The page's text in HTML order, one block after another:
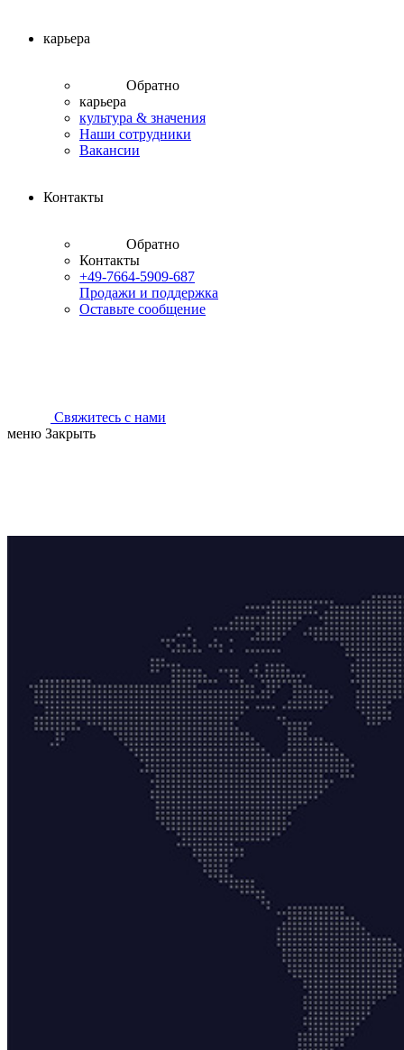
карьера
Обратно
карьера
культура & значения
Наши сотрудники
Вакансии
Контакты
Обратно
Контакты
+49-7664-5909-687
Продажи и поддержка
Оставьте сообщение
Свяжитесь с нами
меню Закрыть